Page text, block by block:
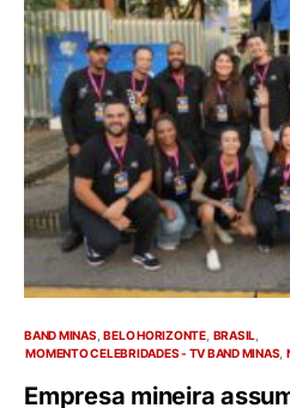
BAND MINAS BELO HORIZONTE BRASIL
MOMENTO CELEBRIDADES - TV BAND MINAS
Empresa mineira